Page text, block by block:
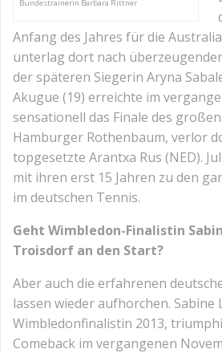
Bundestrainerin Barbara Rittner
Anfang des Jahres für die
unterlag dort nach
der späteren Siegerin Aryna
Akugue (19) erreichte im
sensationell das Finale des
Hamburger Rothenbaum, verlor
topgesetzte Arantxa Rus (NED).
mit ihren erst 15 Jahren zu den
im deutschen Tennis.
Geht Wimbledon-Finalistin
Troisdorf an den Start?
Aber auch die erfahrenen
lassen wieder aufhorchen. Sabine
Wimbledonfinalistin 2013,
Comeback im vergangenen